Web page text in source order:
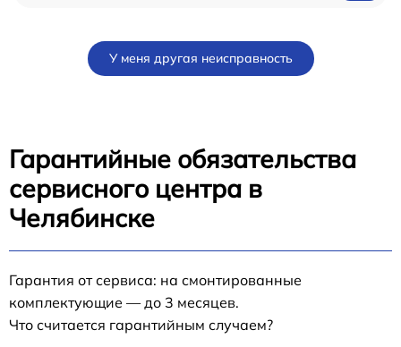
У меня другая неисправность
Гарантийные обязательства
сервисного центра в
Челябинске
Гарантия от сервиса: на смонтированные
комплектующие — до 3 месяцев.
Что считается гарантийным случаем?